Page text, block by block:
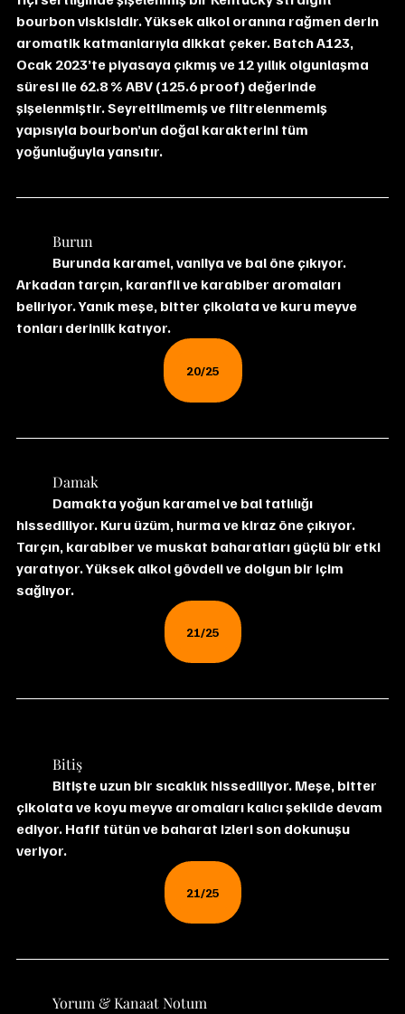
bourbon viskisidir. Yüksek alkol oranına rağmen derin
aromatik katmanlarıyla dikkat çeker. Batch A123,
Ocak 2023’te piyasaya çıkmış ve 12 yıllık olgunlaşma
süresi ile 62.8 % ABV (125.6 proof) değerinde
şişelenmiştir. Seyreltilmemiş ve filtrelenmemiş
yapısıyla bourbon’un doğal karakterini tüm
yoğunluğuyla yansıtır.
	Burun
Arkadan tarçın, karanfil ve karabiber aromaları
beliriyor. Yanık meşe, bitter çikolata ve kuru meyve
tonları derinlik katıyor.
20/25
	Damak
hissediliyor. Kuru üzüm, hurma ve kiraz öne çıkıyor.
Tarçın, karabiber ve muskat baharatları güçlü bir etki
yaratıyor. Yüksek alkol gövdeli ve dolgun bir içim
sağlıyor.
21/25
	Bitiş
çikolata ve koyu meyve aromaları kalıcı şekilde devam
ediyor. Hafif tütün ve baharat izleri son dokunuşu
veriyor.
21/25
	Yorum & Kanaat Notum